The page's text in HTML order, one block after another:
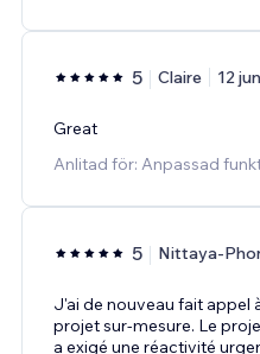
5 Claire 12
Great
Anlitad för: Anpassad
5 Nittaya-
J'ai de nouveau fait appel
projet sur-mesure. Le
a exigé une réactivité